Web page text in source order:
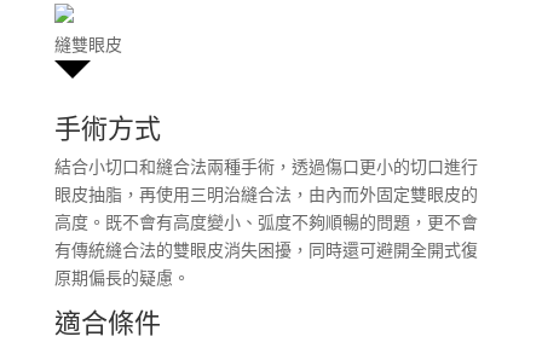
縫雙眼皮
手術方式
結合小切口和縫合法兩種手術，透過傷口更小的切口進行
眼皮抽脂，再使用三明治縫合法，由內而外固定雙眼皮的
高度。既不會有高度變小、弧度不夠順暢的問題，更不會
有傳統縫合法的雙眼皮消失困擾，同時還可避開全開式復
原期偏長的疑慮。
適合條件